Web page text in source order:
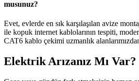
musunuz?
Evet, evlerde en sık karşılaşılan avize
ile kopuk internet kablolarının tespiti,
CAT6 kablo çekimi uzmanlık
Elektrik Arızanız Mı Var?